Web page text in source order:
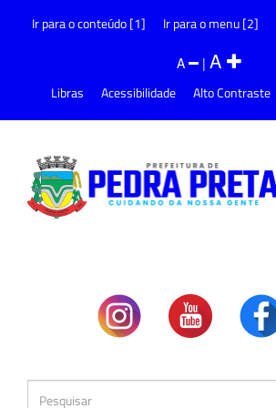
Ir para o conteúdo [1] Ir para o menu [2]
A |A
Libras Acessibilidade Alto Contraste